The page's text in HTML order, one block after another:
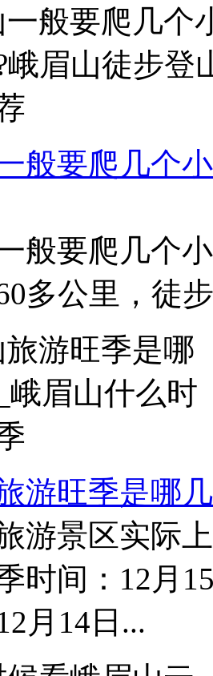
般要爬几个
般要爬几个
多公里，徒
游旺季是哪
游景区实际
时间：12月
月14日...